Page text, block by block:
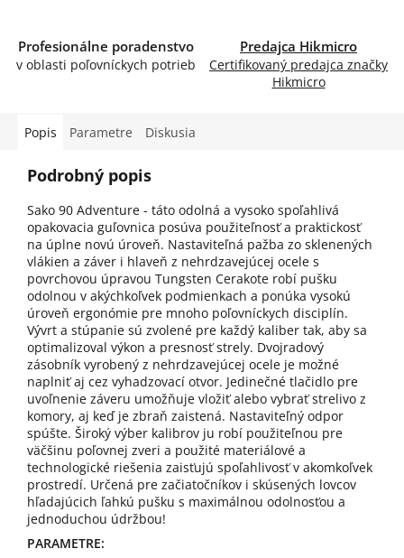
Profesionálne poradenstvo
v oblasti poľovníckych potrieb
Predajca Hikmicro
Certifikovaný predajca značky
Hikmicro
Popis Parametre Diskusia
Podrobný popis
Sako 90 Adventure - táto odolná a vysoko spoľahlivá
opakovacia guľovnica posúva použiteľnosť a praktickosť
na úplne novú úroveň. Nastaviteľná pažba zo sklenených
vlákien a záver i hlaveň z nehrdzavejúcej ocele s
povrchovou úpravou Tungsten Cerakote robí pušku
odolnou v akýchkoľvek podmienkach a ponúka vysokú
úroveň ergonómie pre mnoho poľovníckych disciplín.
Vývrt a stúpanie sú zvolené pre každý kaliber tak, aby sa
optimalizoval výkon a presnosť strely. Dvojradový
zásobník vyrobený z nehrdzavejúcej ocele je možné
naplniť aj cez vyhadzovací otvor. Jedinečné tlačidlo pre
uvoľnenie záveru umožňuje vložiť alebo vybrať strelivo z
komory, aj keď je zbraň zaistená. Nastaviteľný odpor
spúšte. Široký výber kalibrov ju robí použiteľnou pre
väčšinu poľovnej zveri a použité materiálové a
technologické riešenia zaisťujú spoľahlivosť v akomkoľvek
prostredí. Určená pre začiatočníkov i skúsených lovcov
hľadajúcich ľahkú pušku s maximálnou odolnosťou a
jednoduchou údržbou!
PARAMETRE: